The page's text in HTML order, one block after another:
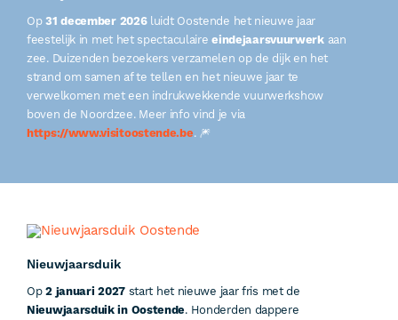
Op31 december 2026luidt Oostende het nieuwe jaar
feestelijk in met het spectaculaireeindejaarsvuurwerkaan
zee. Duizenden bezoekers verzamelen op de dijk en het
strand om samen af te tellen en het nieuwe jaar te
verwelkomen met een indrukwekkende vuurwerkshow
boven de Noordzee. Meer info vind je via
https://www.visitoostende.be. 🎆
Nieuwjaarsduik
Op2 januari 2027start het nieuwe jaar fris met de
Nieuwjaarsduik in Oostende. Honderden dappere